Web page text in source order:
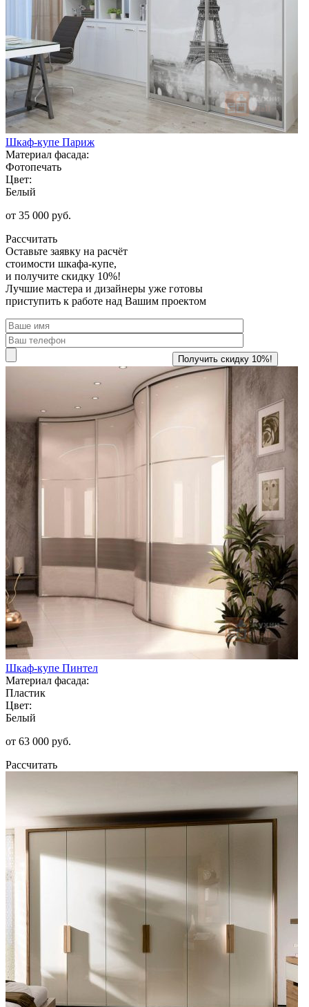
Шкаф-купе Париж
Материал фасада:
Фотопечать
Цвет:
Белый
от 35 000 руб.
Рассчитать
Оставьте заявку на расчёт
стоимости шкафа-купе,
и получите скидку 10%!
Лучшие мастера и дизайнеры уже готовы
приступить к работе над Вашим проектом
Шкаф-купе Пинтел
Материал фасада:
Пластик
Цвет:
Белый
от 63 000 руб.
Рассчитать